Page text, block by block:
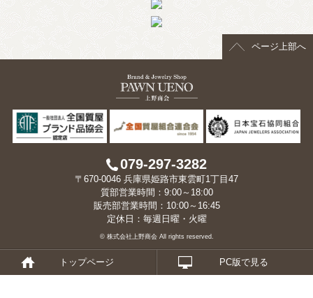
ページ上部へ
079-297-3282
〒670-0046 兵庫県姫路市東雲町1丁目47
質部営業時間：9:00～18:00
販売部営業時間：10:00～16:45
定休日：毎週日曜・火曜
© 株式会社上野商会 All rights reserved.
トップページ PC版で見る
> アクセス
> よくあるご質問
> ホーム
> 古物営業法に基づく表示
> プライバシーポリシー
> お問い合わせ